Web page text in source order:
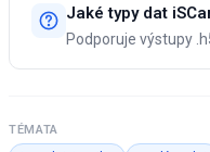
Jaké typy dat
Podporuje výstupy
TÉMATA